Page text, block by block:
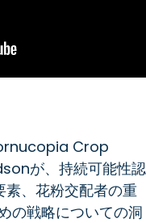
Crop
が、持続可能性認
素、花粉交配者の重
の戦略についての洞